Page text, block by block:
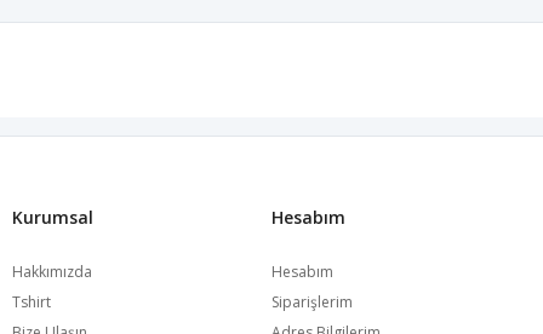
Kurumsal
Hakkımızda
Tshirt
Hesabım
Hesabım
Siparişlerim